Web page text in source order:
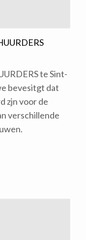
te Sint-
bevesitgt dat
zjn voor de
verschillende